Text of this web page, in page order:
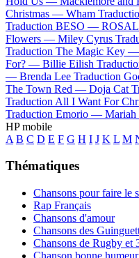
Christmas — Wham
Traduction BESO —
Flowers — Miley Cyrus
Traduction The Magic Key —
For? — Billie Eilish
— Brenda Lee Traduction
The Town Red — Doja Cat
Traduction All I Want For
Traduction Emorio — Mariah
HP mobile
A B C D E F G H I J K L M
Thématiques
Chansons pour faire le
Rap Français
Chansons d'amour
Chansons des
Chansons de Rugby et
Chanson bonne humeur